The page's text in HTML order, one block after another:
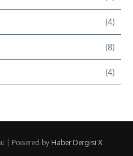
(4)
(8)
(4)
| Powered by Haber Dergisi X